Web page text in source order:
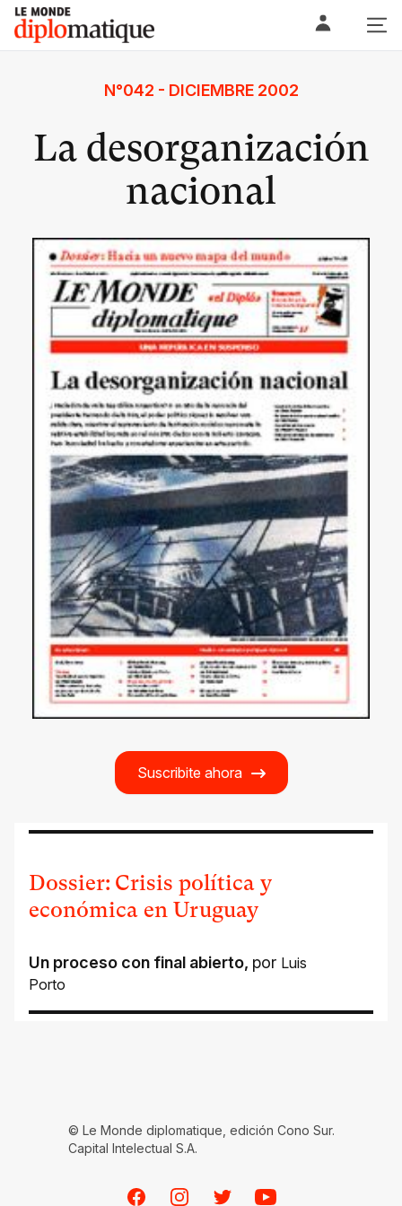
Skip
content
Le monde diplomatique
N°042 - DICIEMBRE 2002
La desorganización
nacional
Suscribite ahora
Dossier: Crisis política y
económica en Uruguay
Un proceso con final abierto, por Luis
Porto
© Le Monde diplomatique, edición Cono Sur.
Capital Intelectual S.A.
FacebookInstagramTwitterYoutube